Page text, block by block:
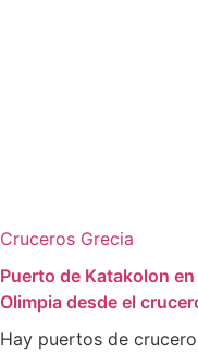
Cruceros Grecia
Puerto de Katakolon
Olimpia desde el
Hay puertos de